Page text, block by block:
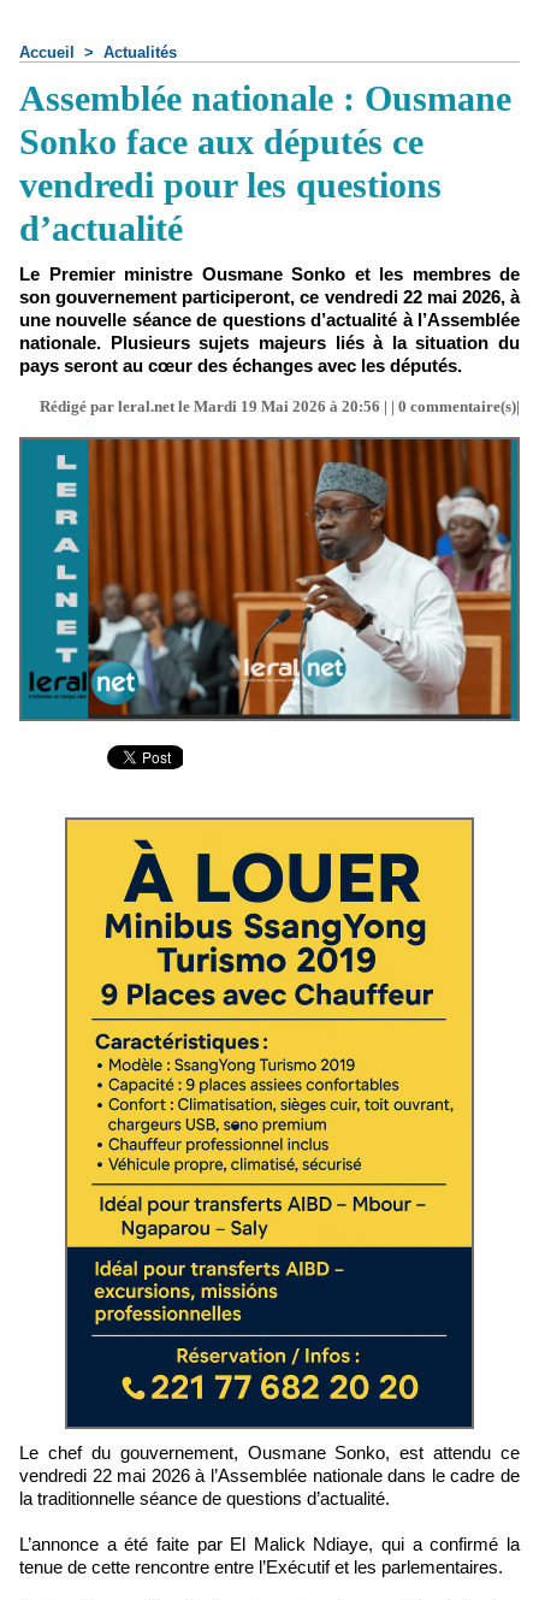
Accueil > Actualités
Assemblée nationale : Ousmane
Sonko face aux députés ce
vendredi pour les questions
d’actualité
Le Premier ministre Ousmane Sonko et les membres de
son gouvernement participeront, ce vendredi 22 mai 2026, à
une nouvelle séance de questions d’actualité à l’Assemblée
nationale. Plusieurs sujets majeurs liés à la situation du
pays seront au cœur des échanges avec les députés.
Rédigé par leral.net le Mardi 19 Mai 2026 à 20:56 | | 0 commentaire(s)|
Le chef du gouvernement, Ousmane Sonko, est attendu ce
vendredi 22 mai 2026 à l’Assemblée nationale dans le cadre de
la traditionnelle séance de questions d’actualité.
L’annonce a été faite par El Malick Ndiaye, qui a confirmé la
tenue de cette rencontre entre l’Exécutif et les parlementaires.